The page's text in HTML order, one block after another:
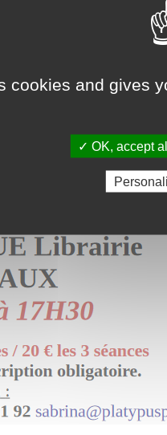
cookies and gives
✓ OK, accept